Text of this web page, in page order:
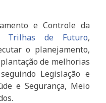
e Controle da
Trilhas de Futuro,
o planejamento,
de melhorias
Legislação e
e Segurança, Meio